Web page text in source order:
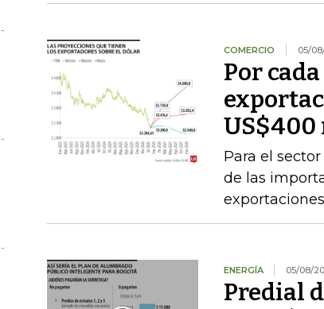
COMERCIO 05/
Por
Para el
de las
ENERGÍA 05/08/
Predial